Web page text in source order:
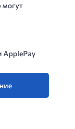
могут
ApplePay